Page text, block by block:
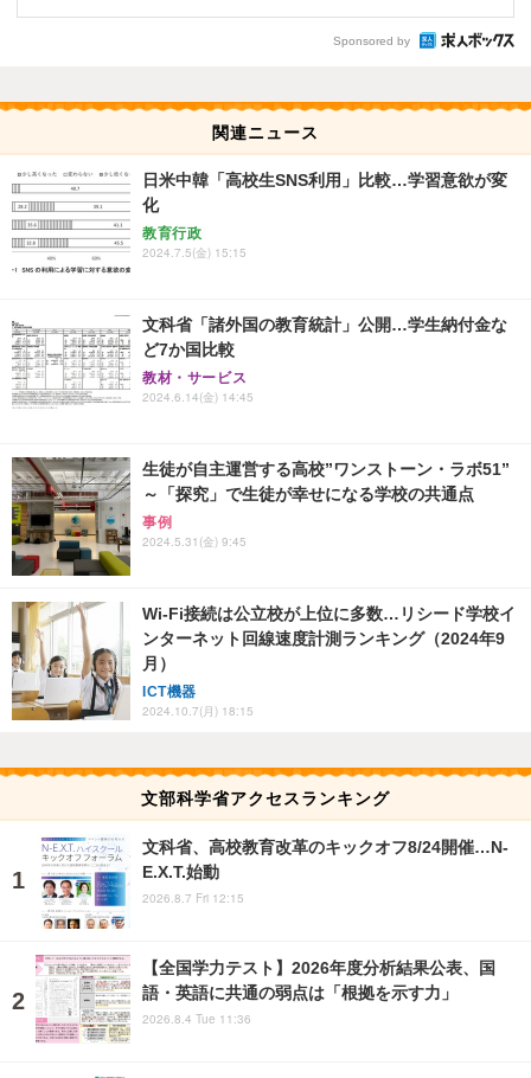
Sponsored by
関連ニュース
日米中韓「高校生SNS利用」比較…学習意欲が変
化
教育行政
2024.7.5(金) 15:15
文科省「諸外国の教育統計」公開…学生納付金な
ど7か国比較
教材・サービス
2024.6.14(金) 14:45
生徒が自主運営する高校”ワンストーン・ラボ51”
～「探究」で生徒が幸せになる学校の共通点
事例
2024.5.31(金) 9:45
Wi-Fi接続は公立校が上位に多数…リシード学校イ
ンターネット回線速度計測ランキング（2024年9
月）
ICT機器
2024.10.7(月) 18:15
文部科学省アクセスランキング
文科省、高校教育改革のキックオフ8/24開催…N-
E.X.T.始動
2026.8.7 Fri 12:15
【全国学力テスト】2026年度分析結果公表、国
語・英語に共通の弱点は「根拠を示す力」
2026.8.4 Tue 11:36